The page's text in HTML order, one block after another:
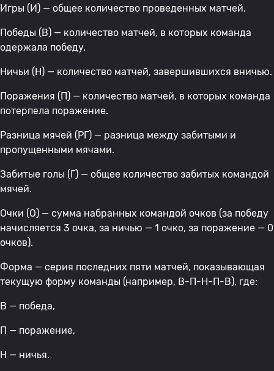
Игры (И) — общее количество проведенных матчей.
Победы (В) — количество матчей, в которых команда
одержала победу.
Ничьи (Н) — количество матчей, завершившихся вничью.
Поражения (П) — количество матчей, в которых команда
потерпела поражение.
Разница мячей (РГ) — разница между забитыми и
пропущенными мячами.
Забитые голы (Г) — общее количество забитых командой
мячей.
Очки (О) — сумма набранных командой очков (за победу
начисляется 3 очка, за ничью — 1 очко, за поражение — 0
очков).
Форма — серия последних пяти матчей, показывающая
текущую форму команды (например, В-П-Н-П-В), где:
В — победа,
П — поражение,
Н — ничья.